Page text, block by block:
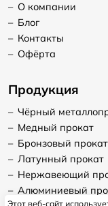
– О компании
– Блог
– Контакты
– Офёрта
Продукция
– Чёрный
– Медный прокат
– Бронзовый прокат
– Латунный прокат
– Нержавеющий
– Алюминиевый
Этот веб-сайт